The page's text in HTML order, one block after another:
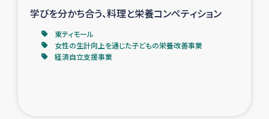
学びを分かち合う、料理と栄養コンペティション
東ティモール
女性の生計向上を通じた子どもの栄養改善事業
経済自立支援事業